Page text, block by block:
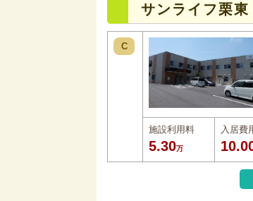
サンライフ栗東
C
施設利用料
5.30万
入居費